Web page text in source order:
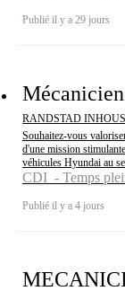
Publié il y a 29 jours
RANDSTAD
Souhaitez-vous
d'une mission
véhicules Hyundai au
CDI - Temps
Publié il y a 4 jours